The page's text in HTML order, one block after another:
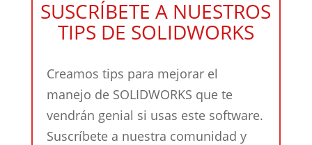
SUSCRÍBETE A NUESTROS
TIPS DE SOLIDWORKS
Creamos tips para mejorar el
manejo de SOLIDWORKS que te
vendrán genial si usas este software.
Suscríbete a nuestra comunidad y